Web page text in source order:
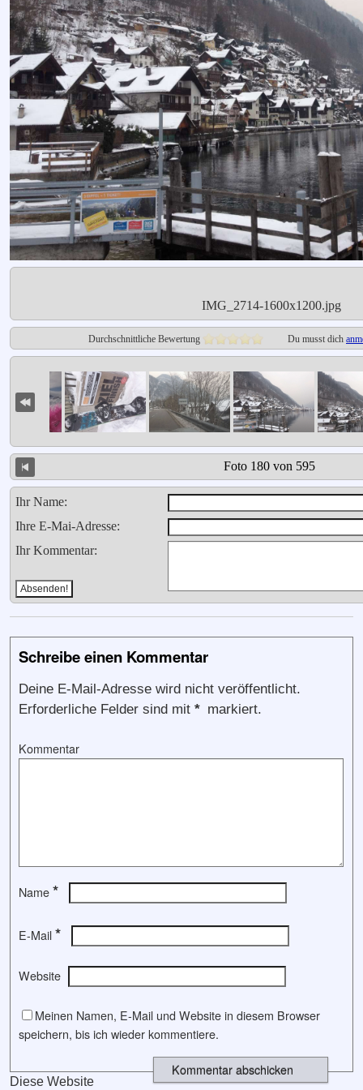
IMG_2714-1600x1200.jpg
Durchschnittliche Bewertung Du musst dich
Foto 180 von 595
Ihr Name:
Ihre E-Mai-Adresse:
Ihr Kommentar:
Schreibe einen Kommentar
Deine E-Mail-Adresse wird nicht veröffentlicht.
Erforderliche Felder sind mit * markiert.
Kommentar
Name *
E-Mail *
Website
Meinen Namen, E-Mail und Website in diesem Browser
speichern, bis ich wieder kommentiere.
Diese Website